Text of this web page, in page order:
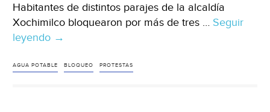
Habitantes de distintos parajes de la alcaldía
Xochimilco bloquearon por más de tres … Seguir
leyendo Ciudad
México
→
AGUA POTABLE BLOQUEO PROTESTAS